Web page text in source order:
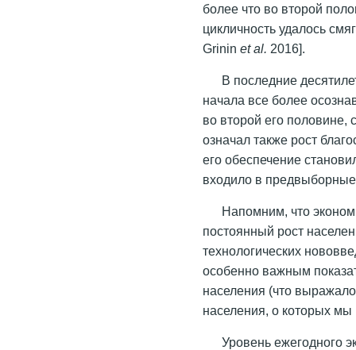
более что во второй
цикличность удалось
Grininet al. 2016].
В последние
начала все более
во второй его половине,
означал также рост
его обеспечение
входило в
Напомним, что
постоянный рост
технологических
особенно важным
населения (что
населения, о которых
Уровень ежегодного